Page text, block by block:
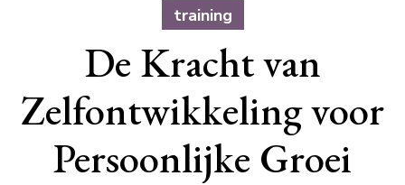
training
De Kracht van
Zelfontwikkeling voor
Persoonlijke Groei